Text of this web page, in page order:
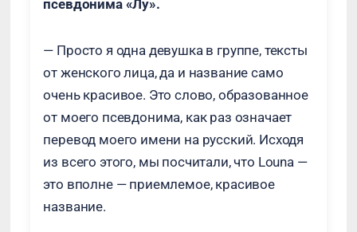
псевдонима «Лу».
— Просто я одна девушка в группе, тексты
от женского лица, да и название само
очень красивое. Это слово, образованное
от моего псевдонима, как раз означает
перевод моего имени на русский. Исходя
из всего этого, мы посчитали, что Louna —
это вполне — приемлемое, красивое
название.